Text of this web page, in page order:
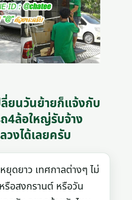
ยนวันย้ายก็แจ้งกับ
4ล้อใหญ่รับจ้าง
วงได้เลยครับ
ยาว เทศกาลต่างๆ ไม่
รือสงกรานต์ หรือวัน